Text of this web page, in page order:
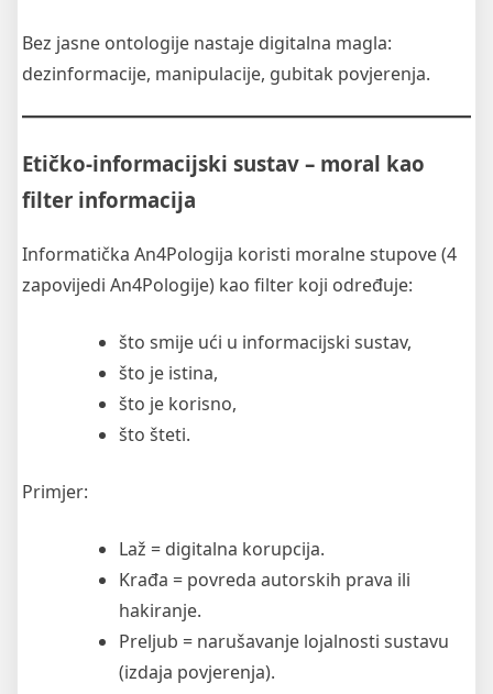
Bez jasne ontologije nastaje digitalna magla:
dezinformacije, manipulacije, gubitak povjerenja.
Etičko-informacijski sustav – moral kao
filter informacija
Informatička An4Pologija koristi moralne stupove (4
zapovijedi An4Pologije) kao filter koji određuje:
što smije ući u informacijski sustav,
što je istina,
što je korisno,
što šteti.
Primjer:
Laž = digitalna korupcija.
Krađa = povreda autorskih prava ili
hakiranje.
Preljub = narušavanje lojalnosti sustavu
(izdaja povjerenja).